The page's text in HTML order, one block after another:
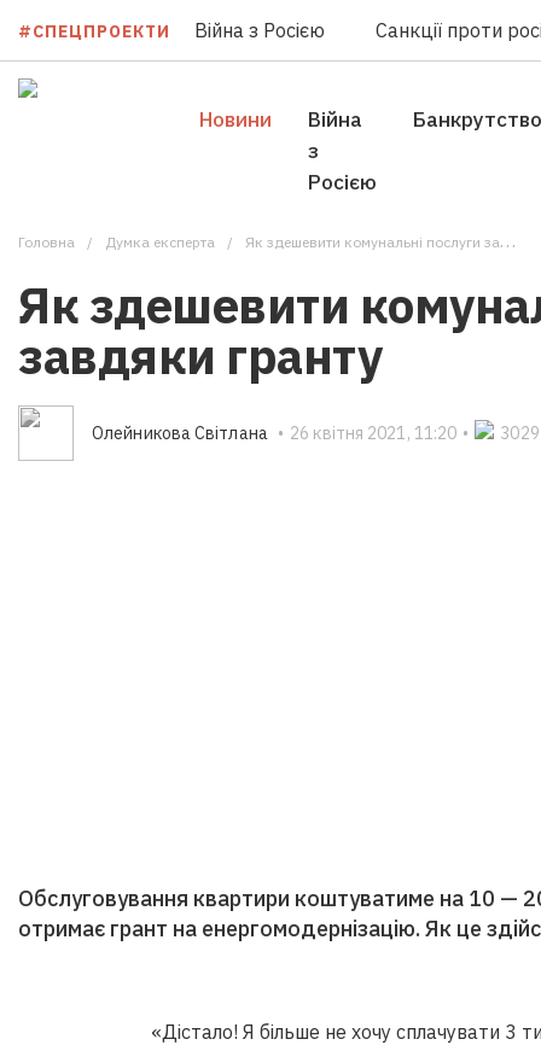
#СПЕЦПРОЕКТИ Війна з Росією Санкції проти
Новини
Війна
з
Росією
Банкрутство
Головна Думка експерта Як здешевити комунальні послуги завдяки гранту
Як здешевити
завдяки гранту
Олейникова Світлана • 26 квітня 2021, 11:20 • 3029
Обслуговування квартири коштуватиме на 10
отримає грант на енергомодернізацію. Як це
«Дістало! Я більше не хочу сплачувати 3